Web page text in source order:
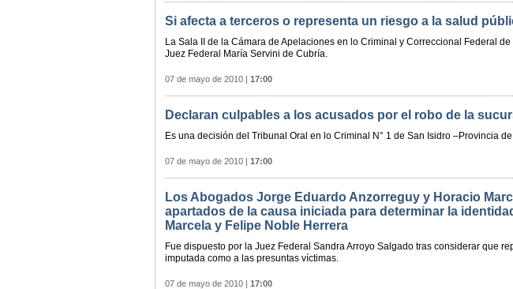
Si afecta a terceros o representa un riesgo a la salud
La Sala II de la Cámara de Apelaciones en lo Criminal y Correccional Federal
Juez Federal María Servini de Cubría.
07 de mayo de 2010| 17:00
Declaran culpables a los acusados por el robo de la
Es una decisión del Tribunal Oral en lo Criminal N° 1 de San Isidro –Provincia de
07 de mayo de 2010| 17:00
Los Abogados Jorge Eduardo Anzorreguy y Horacio
apartados de la causa iniciada para determinar la
Marcela y Felipe Noble Herrera
Fue dispuesto por la Juez Federal Sandra Arroyo Salgado tras considerar que
imputada como a las presuntas víctimas.
07 de mayo de 2010| 17:00